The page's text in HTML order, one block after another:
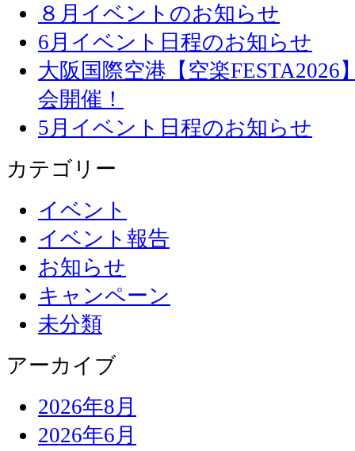
８月イベントのお知らせ
6月イベント日程のお知らせ
大阪国際空港【空楽
会開催！
5月イベント日程のお知らせ
カテゴリー
イベント
イベント報告
お知らせ
キャンペーン
未分類
アーカイブ
2026年8月
2026年6月